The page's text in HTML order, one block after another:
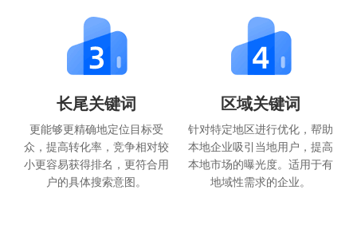
长尾关键词
更能够更精确地定位目标受
众，提高转化率，竞争相对较
小更容易获得排名，更符合用
户的具体搜索意图。
区域关键词
针对特定地区进行优化，帮助
本地企业吸引当地用户，提高
本地市场的曝光度。适用于有
地域性需求的企业。